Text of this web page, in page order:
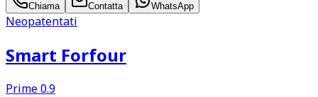
Chiama Contatta WhatsApp
Neopatentati
Smart Forfour
Prime 0.9